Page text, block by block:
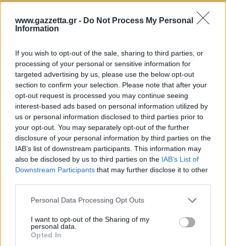
www.gazzetta.gr - Do Not Process My Personal
Information
If you wish to opt-out of the sale, sharing to third parties, or
processing of your personal or sensitive information for
targeted advertising by us, please use the below opt-out
section to confirm your selection. Please note that after your
opt-out request is processed you may continue seeing
interest-based ads based on personal information utilized by
us or personal information disclosed to third parties prior to
your opt-out. You may separately opt-out of the further
disclosure of your personal information by third parties on the
IAB’s list of downstream participants. This information may
also be disclosed by us to third parties on the IAB’s List of
Downstream Participants that may further disclose it to other
Please note that this website/app uses one or more Google
not limited to your visit or usage behaviour. You may click to
grant or deny consent to Google and its third-party tags to
use your data for below specified purposes in below Google
Personal Data Processing Opt Outs
I want to opt-out of the Sharing of my
personal data.
Opted In